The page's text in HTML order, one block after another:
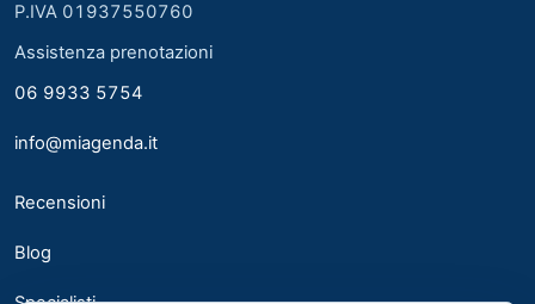
Chirurgia Generale
6
P.IVA 01937550760
Assistenza prenotazioni
06 9933 5754
info@miagenda.it
Recensioni
Blog